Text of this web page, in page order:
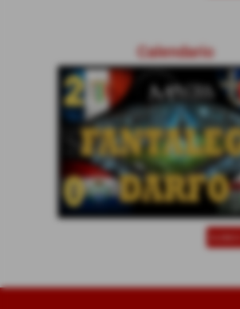
Calendario